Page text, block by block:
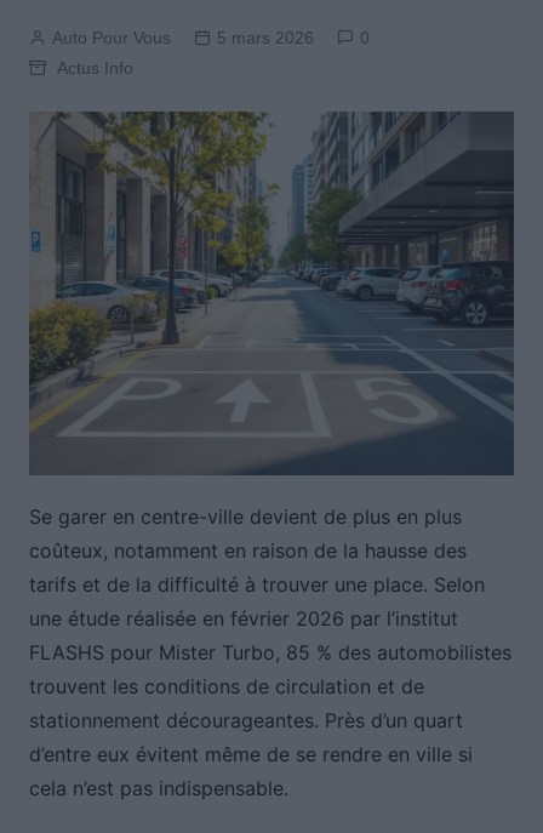
Auto Pour Vous 5 mars 2026
0
Actus Info
Se garer en centre-ville devient de plus en plus
coûteux, notamment en raison de la hausse des
tarifs et de la difficulté à trouver une place. Selon
une étude réalisée en février 2026 par l’institut
FLASHS pour Mister Turbo, 85 % des automobilistes
trouvent les conditions de circulation et de
stationnement décourageantes. Près d’un quart
d’entre eux évitent même de se rendre en ville si
cela n’est pas indispensable.